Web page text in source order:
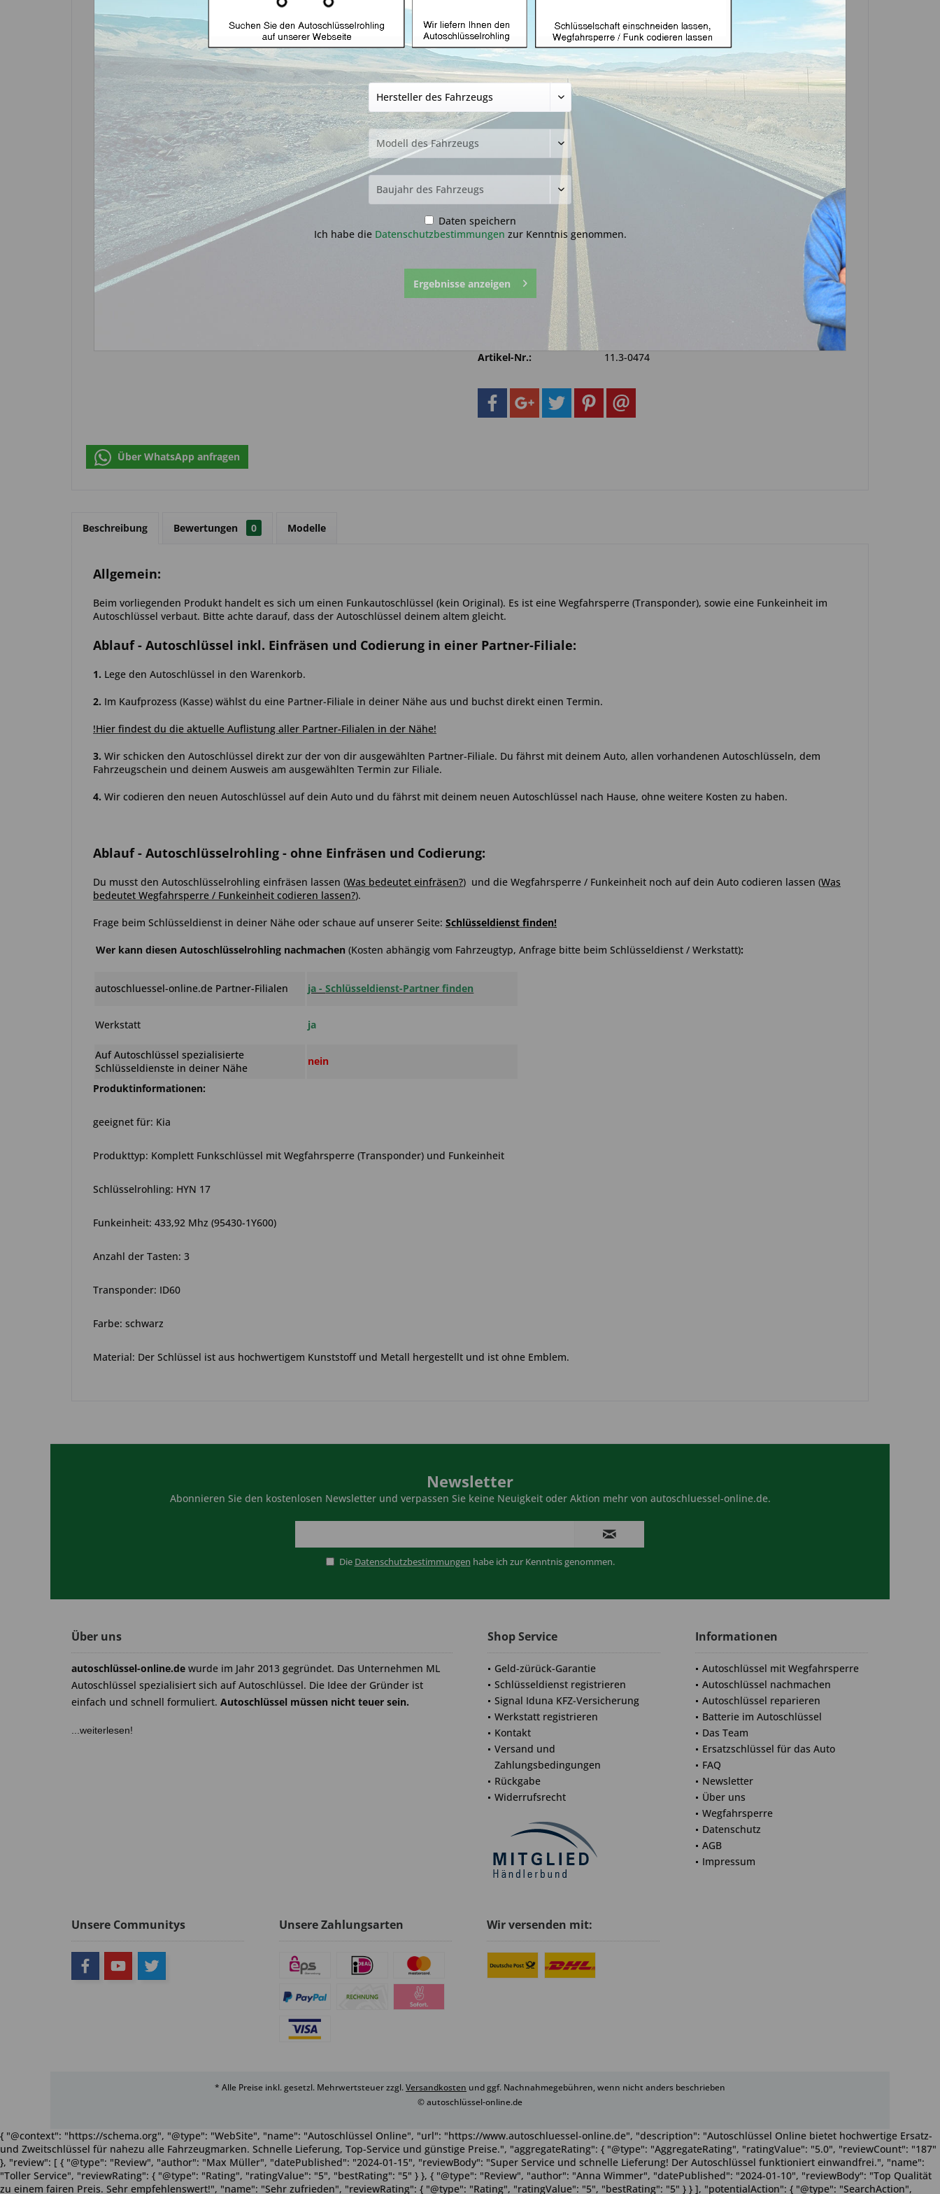
ID60 und HYN17 (Aftermarket Produkt)
129,99 € *
inkl. MwSt.zzgl. Versandkosten
Lieferzeit 3-5 Werktage
NEU: Kompletten Autoschlüssel in einer Partner-Filiale deiner Nähe
nachmachen lassen:
Der genaue Ablauf befindet sich in der Beschreibung. Scrolle einfach
runter.
Fragen zum Artikel?
Artikel-Nr.: 11.3-0474
Über WhatsApp anfragen
Beschreibung Bewertungen 0 Modelle
Allgemein:
Beim vorliegenden Produkt handelt es sich um einen Funkautoschlüssel (kein Original). Es ist eine Wegfahrsperre (Transponder), sowie eine Funkeinheit im
Autoschlüssel verbaut. Bitte achte darauf, dass der Autoschlüssel deinem altem gleicht.
Ablauf- Autoschlüssel inkl. Einfräsen und Codierung in einer Partner-Filiale:
1. Lege den Autoschlüssel in den Warenkorb.
2. Im Kaufprozess (Kasse) wählst du eine Partner-Filiale in deiner Nähe aus und buchst direkt einen Termin.
!Hier findest du die aktuelle Auflistung aller Partner-Filialen in der Nähe!
3. Wir schicken den Autoschlüssel direkt zur der von dir ausgewählten Partner-Filiale. Du fährst mit deinem Auto, allen vorhandenen Autoschlüsseln, dem
Fahrzeugschein und deinem Ausweis am ausgewählten Termin zur Filiale.
4. Wir codieren den neuen Autoschlüssel auf dein Auto und du fährst mit deinem neuen Autoschlüssel nach Hause, ohne weitere Kosten zu haben.
Ablauf- Autoschlüsselrohling - ohne Einfräsen und Codierung:
Du musst den Autoschlüsselrohling einfräsen lassen (Was bedeutet einfräsen?) und die Wegfahrsperre / Funkeinheit noch auf dein Auto codieren lassen (Was
bedeutet Wegfahrsperre / Funkeinheit codieren lassen?).
Frage beim Schlüsseldienst in deiner Nähe oder schaue auf unserer Seite: Schlüsseldienst finden!
Wer kann diesen Autoschlüsselrohling nachmachen (Kosten abhängig vom Fahrzeugtyp, Anfrage bitte beim Schlüsseldienst / Werkstatt):
autoschluessel-online.de Partner-Filialen ja -Schlüsseldienst-Partner finden
Werkstatt ja
Auf Autoschlüssel spezialisierte
Schlüsseldienste in deiner Nähe
nein
Produktinformationen:
geeignet für: Kia
Produkttyp: Komplett Funkschlüssel mit Wegfahrsperre (Transponder) und Funkeinheit
Schlüsselrohling: HYN 17
Funkeinheit: 433,92 Mhz (95430-1Y600)
Anzahl der Tasten: 3
Transponder: ID60
Farbe: schwarz
Material: Der Schlüssel ist aus hochwertigem Kunststoff und Metall hergestellt und ist ohne Emblem.
Newsletter
Abonnieren Sie den kostenlosen Newsletter und verpassen Sie keine Neuigkeit oder Aktion mehr von autoschluessel-online.de.
Die Datenschutzbestimmungen habe ich zur Kenntnis genommen.
Über uns
autoschlüssel-online.de wurde im Jahr 2013 gegründet. Das Unternehmen ML
Autoschlüssel spezialisiert sich auf Autoschlüssel. Die Idee der Gründer ist
einfach und schnell formuliert. Autoschlüssel müssen nicht teuer sein.
...weiterlesen!
Shop Service
Geld-zürück-Garantie
Schlüsseldienst registrieren
Signal Iduna KFZ-Versicherung
Werkstatt registrieren
Kontakt
Versand und
Zahlungsbedingungen
Rückgabe
Widerrufsrecht
Informationen
Autoschlüssel mit Wegfahrsperre
Autoschlüssel nachmachen
Autoschlüssel reparieren
Batterie im Autoschlüssel
Das Team
Ersatzschlüssel für das Auto
FAQ
Newsletter
Über uns
Wegfahrsperre
Datenschutz
AGB
Impressum
Unsere Communitys Unsere Zahlungsarten Wir versenden mit:
* Alle Preise inkl. gesetzl. Mehrwertsteuer zzgl.Versandkosten und ggf. Nachnahmegebühren, wenn nicht anders beschrieben
© autoschlüssel-online.de
{ "@context": "https://schema.org", "@type": "WebSite", "name": "Autoschlüssel Online", "url": "https://www.autoschluessel-online.de", "description": "Autoschlüssel Online bietet hochwertige Ersatz-
und Zweitschlüssel für nahezu alle Fahrzeugmarken. Schnelle Lieferung, Top-Service und günstige Preise.", "aggregateRating": { "@type": "AggregateRating", "ratingValue": "5.0", "reviewCount": "187"
}, "review": [ { "@type": "Review", "author": "Max Müller", "datePublished": "2024-01-15", "reviewBody": "Super Service und schnelle Lieferung! Der Autoschlüssel funktioniert einwandfrei.", "name":
"Toller Service", "reviewRating": { "@type": "Rating", "ratingValue": "5", "bestRating": "5" } }, { "@type": "Review", "author": "Anna Wimmer", "datePublished": "2024-01-10", "reviewBody": "Top Qualität
zu einem fairen Preis. Sehr empfehlenswert!", "name": "Sehr zufrieden", "reviewRating": { "@type": "Rating", "ratingValue": "5", "bestRating": "5" } } ], "potentialAction": { "@type": "SearchAction",
Daten speichern
Ich habe die Datenschutzbestimmungen zur Kenntnis genommen.
Ergebnisse anzeigen